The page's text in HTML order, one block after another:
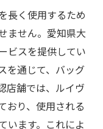
長く使用するため
ません。愛知県大
ビスを提供してい
を通じて、バッグ
店舗では、ルイヴ
おり、使用される
います。これによ